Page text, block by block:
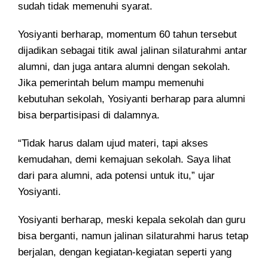
sudah tidak memenuhi syarat.
Yosiyanti berharap, momentum 60 tahun tersebut
dijadikan sebagai titik awal jalinan silaturahmi antar
alumni, dan juga antara alumni dengan sekolah.
Jika pemerintah belum mampu memenuhi
kebutuhan sekolah, Yosiyanti berharap para alumni
bisa berpartisipasi di dalamnya.
“Tidak harus dalam ujud materi, tapi akses
kemudahan, demi kemajuan sekolah. Saya lihat
dari para alumni, ada potensi untuk itu,” ujar
Yosiyanti.
Yosiyanti berharap, meski kepala sekolah dan guru
bisa berganti, namun jalinan silaturahmi harus tetap
berjalan, dengan kegiatan-kegiatan seperti yang